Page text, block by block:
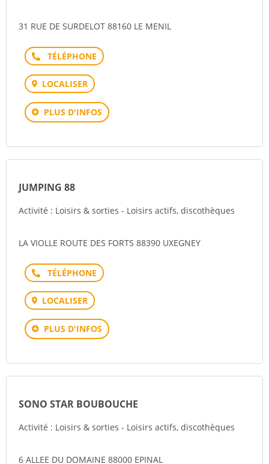
31 RUE DE SURDELOT 88160 LE MENIL
Téléphone
LOCALISER
PLUS D'INFOS
JUMPING 88
Activité : Loisirs & sorties - Loisirs actifs, discothèques
LA VIOLLE ROUTE DES FORTS 88390 UXEGNEY
Téléphone
LOCALISER
PLUS D'INFOS
SONO STAR BOUBOUCHE
Activité : Loisirs & sorties - Loisirs actifs, discothèques
6 ALLEE DU DOMAINE 88000 EPINAL